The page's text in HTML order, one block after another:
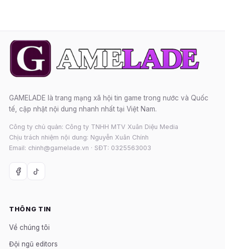
GAMELADE là trang mạng xã hội tin game trong nước và Quốc
tế, cập nhật nội dung nhanh nhất tại Việt Nam.
Công ty chủ quản: Công ty TNHH MTV Xuân Diệu Media
Chịu trách nhiệm nội dung: Nguyễn Xuân Chính
Email: chinh@gamelade.vn · SĐT: 0325563003
THÔNG TIN
Về chúng tôi
Đội ngũ editors